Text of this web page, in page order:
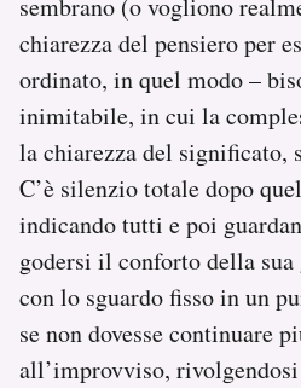
sembrano (o vogliono
chiarezza del pensiero per
ordinato, in quel modo –
inimitabile, in cui la
la chiarezza del significato,
C’è silenzio totale dopo
indicando tutti e poi
godersi il conforto della sua
con lo sguardo fisso in un
se non dovesse continuare
all’improvviso,